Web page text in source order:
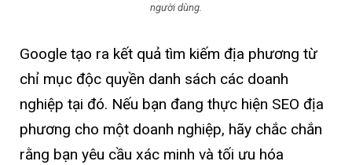
người dùng.
Google tạo ra kết quả tìm kiếm địa phương từ
chỉ mục độc quyền danh sách các doanh
nghiệp tại đó. Nếu bạn đang thực hiện SEO địa
phương cho một doanh nghiệp, hãy chắc chắn
rằng bạn yêu cầu xác minh và tối ưu hóa